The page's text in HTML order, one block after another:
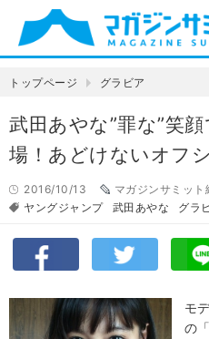
トップページ グラビア
武田あやな”罪な”笑
場！あどけないオフ
2016/10/13
マガジンサミット
ヤングジャンプ
武田あやな グラ
モ
の